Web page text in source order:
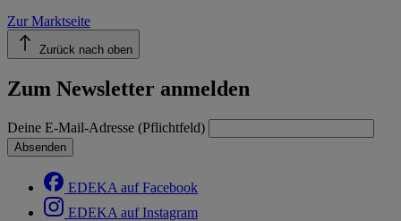
Zur Marktseite
Zurück nach oben
Zum Newsletter anmelden
Deine E-Mail-Adresse (Pflichtfeld)
Absenden
EDEKA auf Facebook
EDEKA auf Instagram